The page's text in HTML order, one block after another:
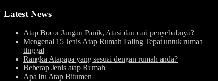
Latest News
Atap Bocor Jangan Panik, Atasi dan cari penyebabnya?
Mengenal 15 Jenis Atap Rumah Paling Tepat untuk rumah
tinggal
Rangka Atapapa yang sesuai dengan rumah anda?
Beberap Jenis atap Rumah
Apa Itu Atap Bitumen